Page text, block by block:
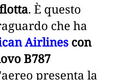
. È questo
che ha
Airlines con
B787
presenta la